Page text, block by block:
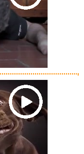
Tour/The
Anzeige